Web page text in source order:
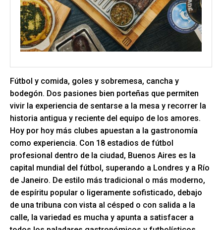
Fútbol y comida, goles y sobremesa, cancha y
bodegón. Dos pasiones bien porteñas que permiten
vivir la experiencia de sentarse a la mesa y recorrer la
historia antigua y reciente del equipo de los amores.
Hoy por hoy más clubes apuestan a la gastronomía
como experiencia. Con 18 estadios de fútbol
profesional dentro de la ciudad, Buenos Aires es la
capital mundial del fútbol, superando a Londres y a Río
de Janeiro. De estilo más tradicional o más moderno,
de espíritu popular o ligeramente sofisticado, debajo
de una tribuna con vista al césped o con salida a la
calle, la variedad es mucha y apunta a satisfacer a